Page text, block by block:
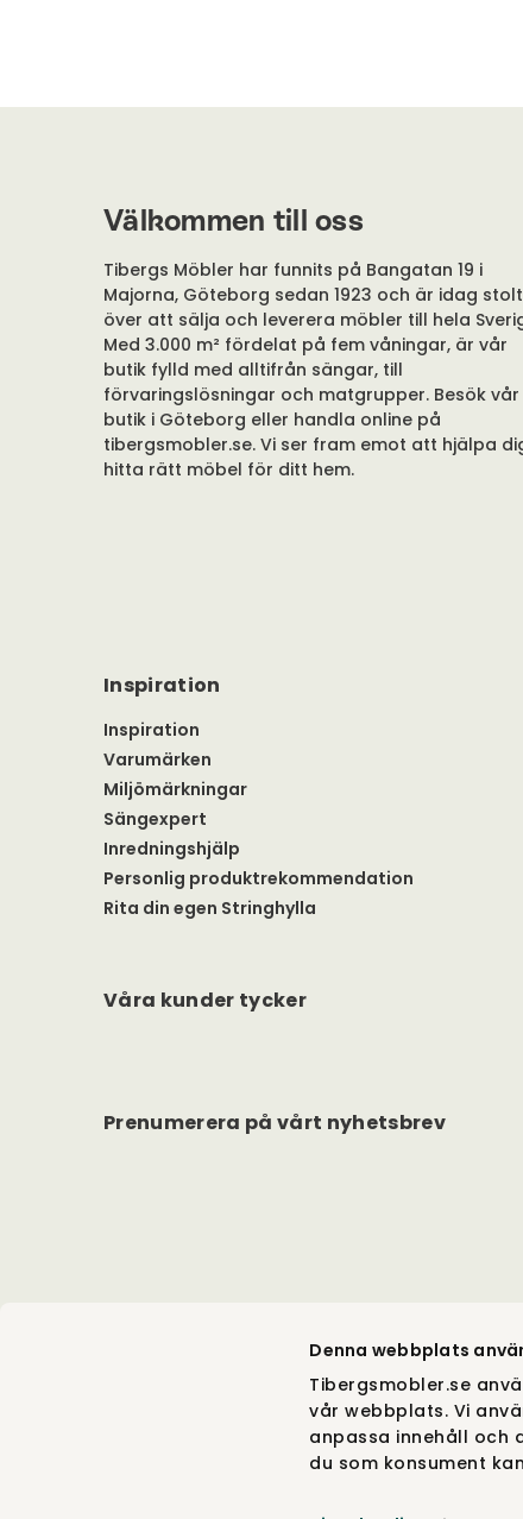
Denna webbplats
Tibergsmobler.se
vår webbplats. Vi
anpassa innehåll och
du som konsument
Välkommen till oss
Tibergs Möbler har funnits på Bangatan 19 i
Majorna, Göteborg sedan 1923 och är idag
över att sälja och leverera möbler till hela
Med 3.000 m² fördelat på fem våningar, är vår
butik fylld med alltifrån sängar, till
förvaringslösningar och matgrupper. Besök vår
butik i Göteborg eller handla online på
tibergsmobler.se. Vi ser fram emot att hjälpa
hitta rätt möbel för ditt hem.
Inspiration
Inspiration
Varumärken
Miljömärkningar
Sängexpert
Inredningshjälp
Personlig produktrekommendation
Rita din egen Stringhylla
Våra kunder tycker
Prenumerera på vårt nyhetsbrev